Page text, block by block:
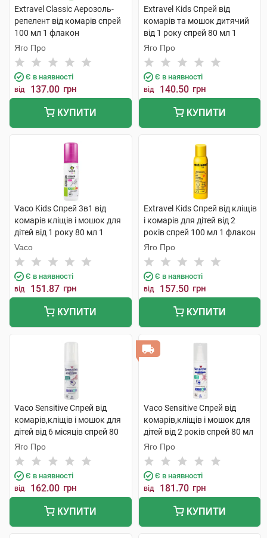
Extravel Classic Аерозоль-
репелент від комарів спрей
100 мл 1 флакон
Яго Про
Є в наявності
від 137.00 грн
КУПИТИ
Extravel Kids Спрей від
комарів та мошок дитячий
від 1 року спрей 80 мл 1
флакон
Яго Про
Є в наявності
від 140.50 грн
КУПИТИ
Vaco Kids Cпрей 3в1 від
комарів кліщів і мошок для
дітей від 1 року 80 мл 1
балон
Vaco
Є в наявності
від 151.87 грн
КУПИТИ
Extravel Kids Спрей від кліщів
і комарів для дітей від 2
років спрей 100 мл 1 флакон
Яго Про
Є в наявності
від 157.50 грн
КУПИТИ
Vaco Sensitive Спрей від
комарів,кліщів і мошок для
дітей від 6 місяців спрей 80
мл 1 флакон
Яго Про
Є в наявності
від 162.00 грн
КУПИТИ
Vaco Sensitive Спрей від
комарів,кліщів і мошок для
дітей від 2 років спрей 80 мл
1 флакон
Яго Про
Є в наявності
від 181.70 грн
КУПИТИ